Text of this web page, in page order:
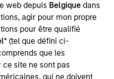
web depuis Belgique dans
agir pour mon propre
pour être qualifié
* (tel que défini ci-
que les
site ne sont pas
qui ne doivent
manager and
Markets team. He
decisions, portfolio
for the team’s
He is focused on the
politics, and financial